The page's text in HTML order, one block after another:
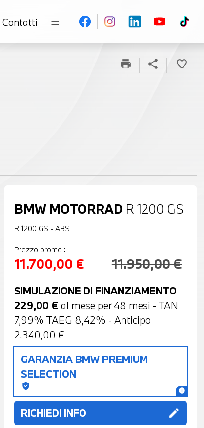
Contatti menu
print share favorite_border
BMW MOTORRAD R 1200 GS
R 1200 GS - ABS
Prezzo promo :
11.700,00 € 11.950,00 €
SIMULAZIONE DI FINANZIAMENTO
229,00 € al mese per48 mesi - TAN
7,99% TAEG 8,42% - Anticipo
2.340,00 €
GARANZIA BMW PREMIUM
SELECTION
gpp_good info
RICHIEDI INFO edit